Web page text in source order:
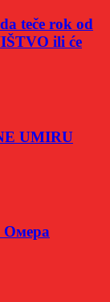
teče rok od
ili će
UMIRU
Омера